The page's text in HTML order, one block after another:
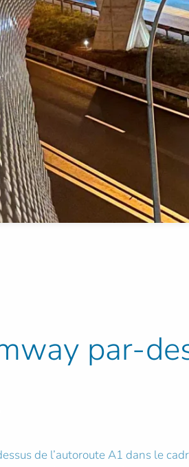
par-
de l’autoroute A1 dans le